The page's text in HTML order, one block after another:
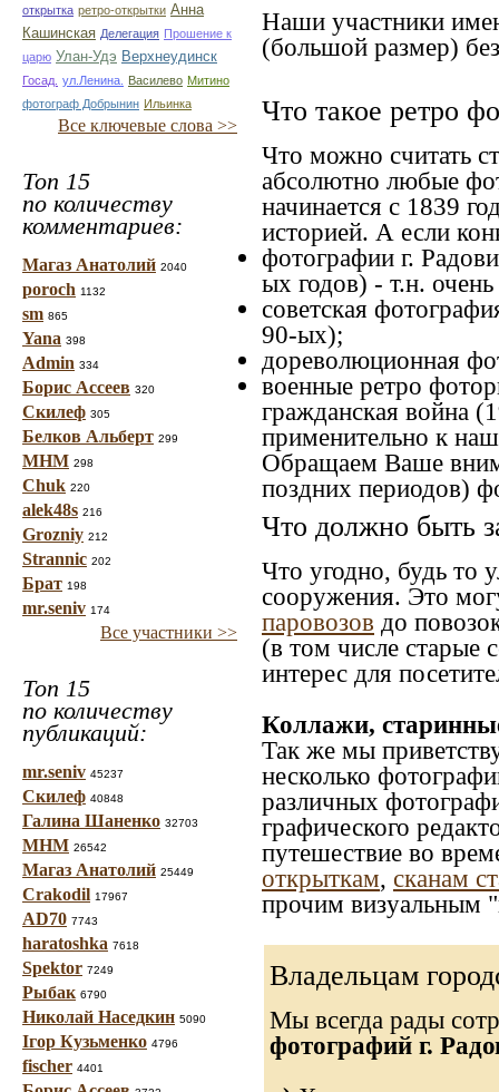
открытка ретро-открытки Анна
Кашинская Делегация Прошение к
царю Улан-Удэ Верхнеудинск
Госад. ул.Ленина. Василево Митино
фотограф Добрынин Ильинка
Все ключевые слова >>
Топ 15
по количеству
комментариев:
Магаз Анатолий 2040
poroch 1132
sm 865
Yana 398
Admin 334
Борис Ассеев 320
Скилеф 305
Белков Альберт 299
МНМ 298
Chuk 220
alek48s 216
Grozniy 212
Strannic 202
Брат 198
mr.seniv 174
Все участники >>
Топ 15
по количеству
публикаций:
mr.seniv 45237
Скилеф 40848
Галина Шаненко 32703
МНМ 26542
Магаз Анатолий 25449
Crakodil 17967
AD70 7743
haratoshka 7618
Spektor 7249
Рыбак 6790
Николай Наседкин 5090
Ігор Кузьменко 4796
fischer 4401
Наши участники
(большой размер)
Что такое ретро
Что можно считать
абсолютно любые
начинается с 1839
историей. А если
фотографии г.
ых годов) - т.н.
советская
90-ых);
дореволюционная
военные ретро
гражданская война
применительно к
Обращаем Ваше
поздних периодов)
Что должно быть
Что угодно, будь то
сооружения. Это
паровозов до
(в том числе старые
интерес для
Коллажи,
Так же мы
несколько
различных
графического
путешествие во
открыткам, сканам
прочим визуальным
Владельцам
Мы всегда рады
фотографий г.